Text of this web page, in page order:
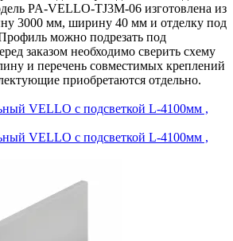
PA-VELLO-TJ3M-06 изготовлена из
3000 мм, ширину 40 мм и отделку под
можно подрезать под
заказом необходимо сверить схему
и перечень совместимых креплений
приобретаются отдельно.
VELLO с подсветкой L-4100мм ,
VELLO с подсветкой L-4100мм ,